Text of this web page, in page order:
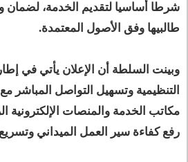
شرطا أساسيا لتقديم الخدمة، لضمان
طالبيها وفق الأصول المعتمدة.
وبينت السلطة أن الإعلان يأتي في
التنظيمية وتسهيل التواصل المباشر
مكاتب الخدمة والمنصات الإلكترونية
رفع كفاءة سير العمل الميداني